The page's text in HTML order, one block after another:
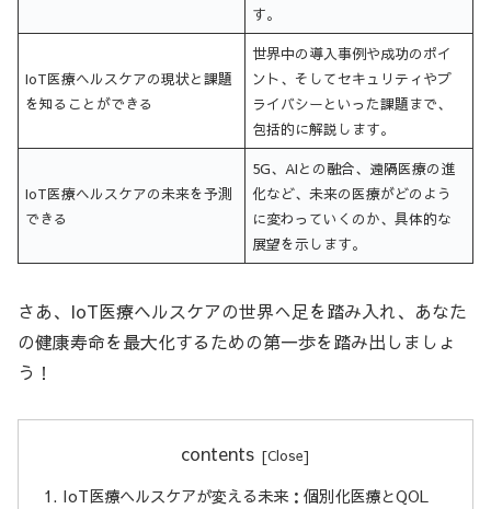
す。
IoT医療ヘルスケアの現状と課題
を知ることができる
世界中の導入事例や成功のポイ
ント、そしてセキュリティやプ
ライバシーといった課題まで、
包括的に解説します。
IoT医療ヘルスケアの未来を予測
できる
5G、AIとの融合、遠隔医療の進
化など、未来の医療がどのよう
に変わっていくのか、具体的な
展望を示します。
さあ、IoT医療ヘルスケアの世界へ足を踏み入れ、あなた
の健康寿命を最大化するための第一歩を踏み出しましょ
う！
contents
IoT医療ヘルスケアが変える未来：個別化医療とQOL